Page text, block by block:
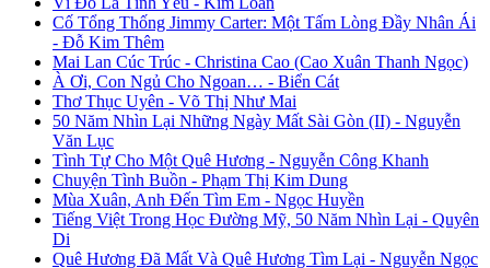
Cố Tổng Thống Jimmy Carter: Một Tấm Lòng Đầy Nhân Ái
- Đỗ Kim Thêm
Mai Lan Cúc Trúc - Christina Cao (Cao Xuân Thanh Ngọc)
À Ơi, Con Ngủ Cho Ngoan… - Biển Cát
Thơ Thục Uyên - Võ Thị Như Mai
50 Năm Nhìn Lại Những Ngày Mất Sài Gòn (II) - Nguyễn
Văn Lục
Tình Tự Cho Một Quê Hương - Nguyễn Công Khanh
Chuyện Tình Buồn - Phạm Thị Kim Dung
Mùa Xuân, Anh Đến Tìm Em - Ngọc Huyền
Tiếng Việt Trong Học Đường Mỹ, 50 Năm Nhìn Lại - Quyên
Di
Quê Hương Đã Mất Và Quê Hương Tìm Lại - Nguyễn Ngọc